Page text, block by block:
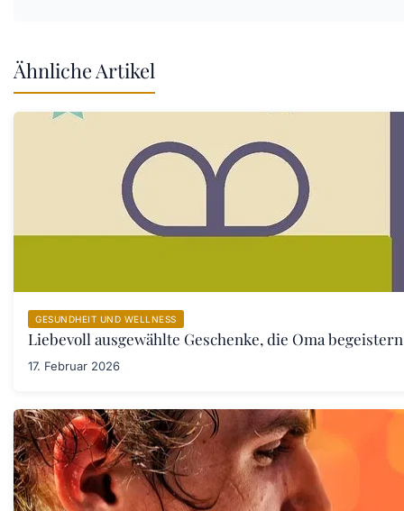
Ähnliche Artikel
GESUNDHEIT UND WELLNESS
Liebevoll ausgewählte Geschenke, die Oma
17. Februar 2026